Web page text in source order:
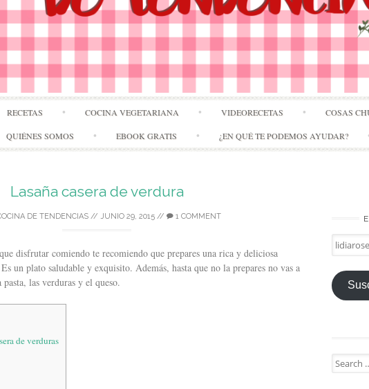
Skip
content
RECETAS COCINA VEGETARIANA VIDEORECETAS COSAS
QUIÉNES SOMOS EBOOK GRATIS ¿EN QUÉ TE PODEMOS AYUDAR?
Lasaña casera de verdura
DE TENDENCIAS// JUNIO 29, 2015// 1 COMMENT
disfrutar comiendo te recomiendo que prepares una rica y deliciosa
un plato saludable y exquisito. Además, hasta que no la prepares no vas a
las verduras y el queso.
de verduras
Search
for: